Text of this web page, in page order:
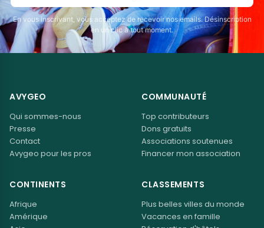
En vous inscrivant, vous acceptez de recevoir nos emails. Désinscription
en un clic à tout moment.
AVYGEO
Qui sommes-nous
Presse
Contact
Avygeo pour les pros
COMMUNAUTÉ
Top contributeurs
Dons gratuits
Associations soutenues
Financer mon association
CONTINENTS
Afrique
Amérique
CLASSEMENTS
Plus belles villes du monde
Vacances en famille